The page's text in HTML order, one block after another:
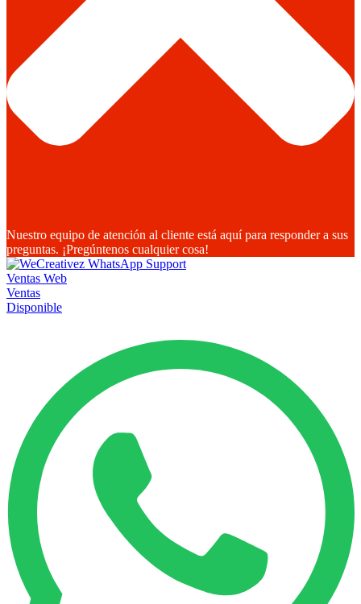
Nuestro equipo de atención al cliente está aquí para responder a sus
preguntas. ¡Pregúntenos cualquier cosa!
Ventas Web
Ventas
Disponible